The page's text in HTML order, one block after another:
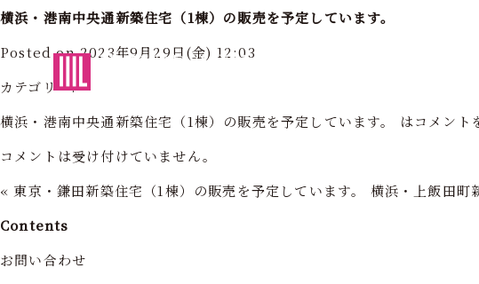
東京・神奈川の住まいを創造する
横浜・港南中央通新築住宅（1棟）の販売を予定しています。
Posted on 2023年9月29日(金) 12:03
カテゴリー:
横浜・港南中央通新築住宅（1棟）の販売を予定しています。 はコメント
コメントは受け付けていません。
« 東京・鎌田新築住宅（1棟）の販売を予定しています。 横浜・上飯田町
Contents
お問い合わせ